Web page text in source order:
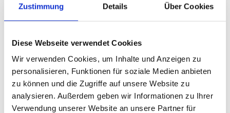
Zustimmung Details Über Cookies
Diese Webseite verwendet Cookies
Wir verwenden Cookies, um Inhalte und Anzeigen zu
personalisieren, Funktionen für soziale Medien anbieten
zu können und die Zugriffe auf unsere Website zu
analysieren. Außerdem geben wir Informationen zu Ihrer
Verwendung unserer Website an unsere Partner für
(17) Marlon Faß
(22) David Braig
(29) David Stojak
(30) Abdoulie Mboob
(33) Samuel Unsöld